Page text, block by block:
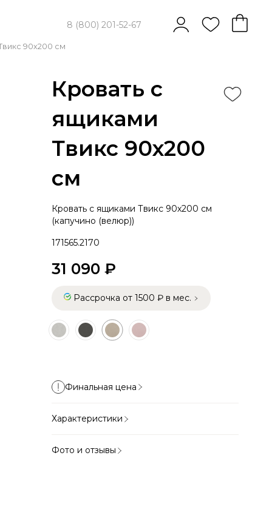
8 (800) 201-52-67
90х200 см
Кровать с
ящиками
Твикс 90х200
см
Кровать с ящиками Твикс 90х200 см
(капучино (велюр))
171565.2170
31 090 ₽
Рассрочка от 1500 ₽ в мес.
Финальная цена
Характеристики
Фото и отзывы